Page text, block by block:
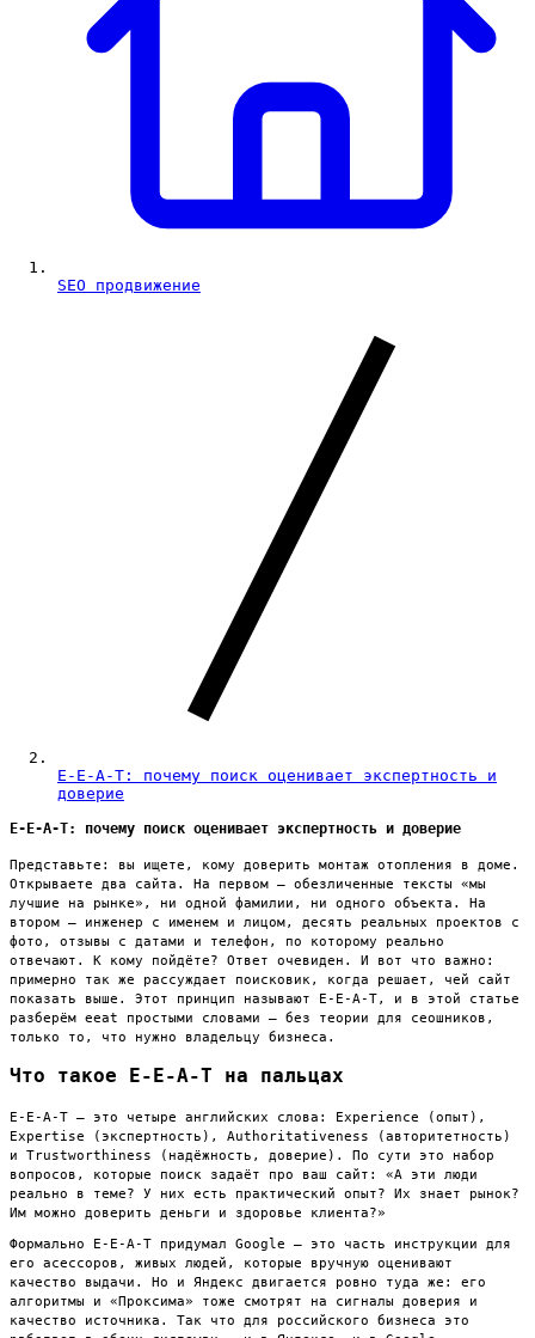
SEO продвижение
E-E-A-T: почему поиск оценивает экспертность и
доверие
E-E-A-T: почему поиск оценивает экспертность и доверие
Представьте: вы ищете, кому доверить монтаж отопления в доме.
Открываете два сайта. На первом — обезличенные тексты «мы
лучшие на рынке», ни одной фамилии, ни одного объекта. На
втором — инженер с именем и лицом, десять реальных проектов с
фото, отзывы с датами и телефон, по которому реально
отвечают. К кому пойдёте? Ответ очевиден. И вот что важно:
примерно так же рассуждает поисковик, когда решает, чей сайт
показать выше. Этот принцип называют E-E-A-T, и в этой статье
разберём eeat простыми словами — без теории для сеошников,
только то, что нужно владельцу бизнеса.
Что такое E-E-A-T на пальцах
E-E-A-T — это четыре английских слова: Experience (опыт),
Expertise (экспертность), Authoritativeness (авторитетность)
и Trustworthiness (надёжность, доверие). По сути это набор
вопросов, которые поиск задаёт про ваш сайт: «А эти люди
реально в теме? У них есть практический опыт? Их знает рынок?
Им можно доверить деньги и здоровье клиента?»
Формально E-E-A-T придумал Google — это часть инструкции для
его асессоров, живых людей, которые вручную оценивают
качество выдачи. Но и Яндекс двигается ровно туда же: его
алгоритмы и «Проксима» тоже смотрят на сигналы доверия и
качество источника. Так что для российского бизнеса это